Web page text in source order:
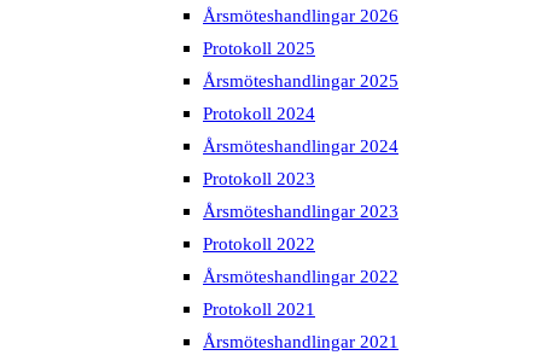
Årsmöteshandlingar 2026
Protokoll 2025
Årsmöteshandlingar 2025
Protokoll 2024
Årsmöteshandlingar 2024
Protokoll 2023
Årsmöteshandlingar 2023
Protokoll 2022
Årsmöteshandlingar 2022
Protokoll 2021
Årsmöteshandlingar 2021